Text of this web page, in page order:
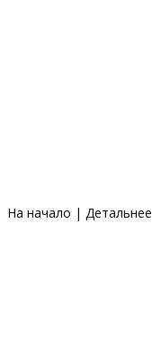
На начало | Детальнее